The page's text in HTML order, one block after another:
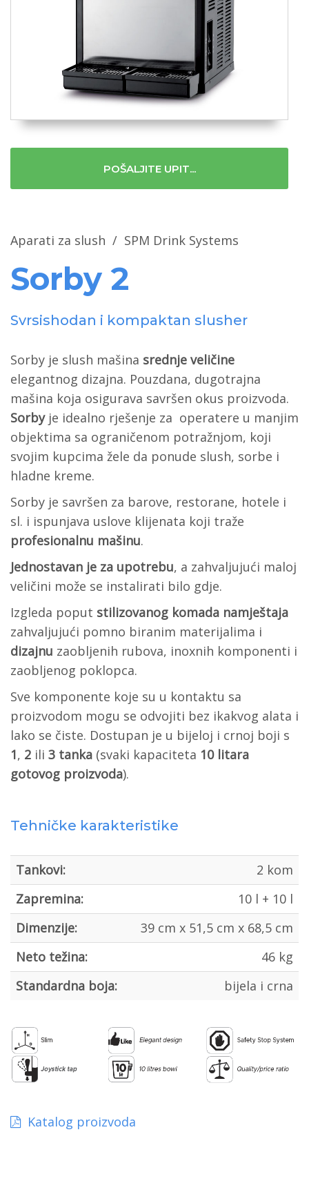
POŠALJITE UPIT...
Aparati za slush / SPM Drink Systems
Sorby 2
Svrsishodan i kompaktan slusher
Sorby je slush mašina srednje veličine
elegantnog dizajna. Pouzdana, dugotrajna
mašina koja osigurava savršen okus proizvoda.
Sorbyje idealno rješenje za operatere u manjim
objektima sa ograničenom potražnjom, koji
svojim kupcima žele da ponude slush, sorbe i
hladne kreme.
Sorby je savršen za barove, restorane, hotele i
sl. i ispunjava uslove klijenata koji traže
profesionalnu mašinu.
Jednostavan je za upotrebu, a zahvaljujući maloj
veličini može se instalirati bilo gdje.
Izgleda poput stilizovanog komada namještaja
zahvaljujući pomno biranim materijalima i
dizajnu zaobljenih rubova, inoxnih komponenti i
zaobljenog poklopca.
Sve komponente koje su u kontaktu sa
proizvodom mogu se odvojiti bez ikakvog alata i
lako se čiste. Dostupan je u bijeloj i crnoj boji s
1, 2 ili 3 tanka (svaki kapaciteta 10 litara
gotovog proizvoda).
Tehničke karakteristike
Tankovi:
2 kom
Zapremina:
10 l + 10 l
Dimenzije:
39 cm x 51,5 cm x 68,5 cm
Neto težina:
46 kg
Standardna boja:
bijela i crna
Katalog proizvoda